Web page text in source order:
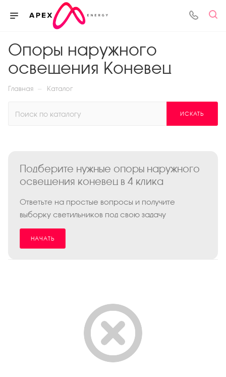
Опоры наружного
освещения Коневец
Главная — Каталог
ИСКАТЬ
Подберите нужные опоры наружного
освещения коневец в 4 клика
Ответьте на простые вопросы и получите
выборку светильников под свою задачу
НАЧАТЬ